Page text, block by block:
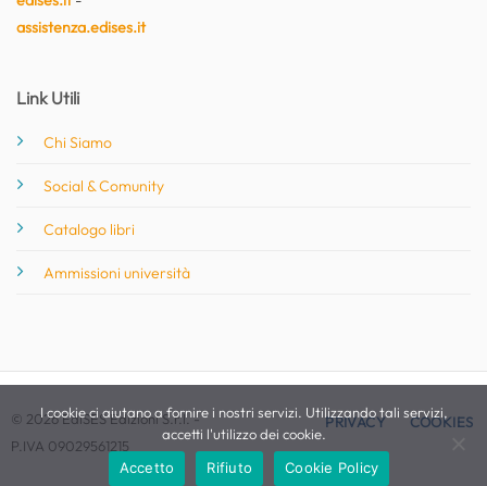
assistenza.edises.it
Link Utili
Chi Siamo
Social & Comunity
Catalogo libri
Ammissioni università
© 2026 EdiSES Edizioni S.r.l. -
P.IVA 09029561215
PRIVACY COOKIES
I cookie ci aiutano a fornire i nostri servizi. Utilizzando tali servizi,
accetti l'utilizzo dei cookie.
Accetto
Rifiuto Cookie Policy